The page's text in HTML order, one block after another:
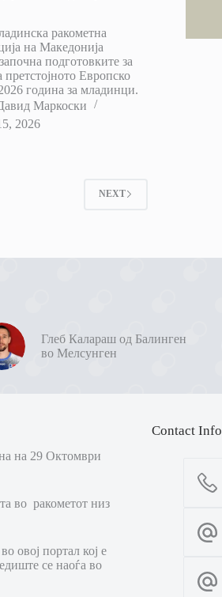
ракометна
на Македонија
подготовките за
претстојното Европско
година за младинци.
Маркоски
2026
NEXT
Глеб Калараш од Балинген
во Мелсунген
на 29 Октомври
во ракометот низ
овој портал кој е
се наоѓа во
Contact Info